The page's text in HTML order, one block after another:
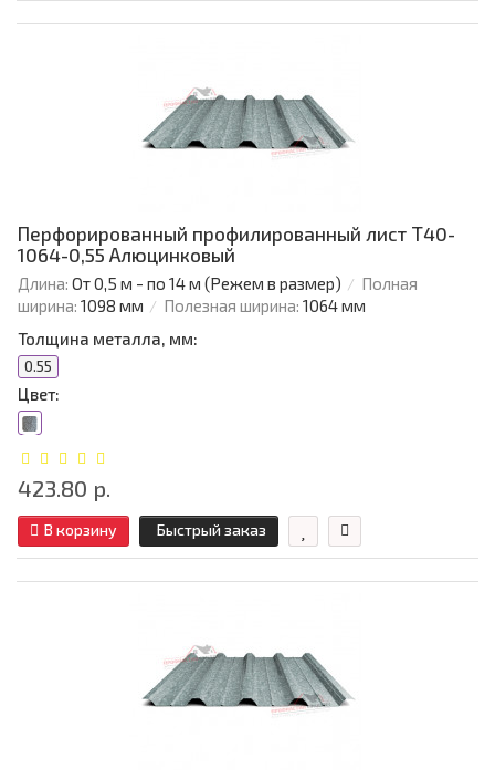
Перфорированный профилированный лист Т40-
1064-0,55 Алюцинковый
Длина: От 0,5 м - по 14 м (Режем в размер)
Полная
ширина: 1098 мм Полезная ширина: 1064 мм
Толщина металла, мм:
0.55
Цвет:
423.80 р.
В корзину Быстрый заказ